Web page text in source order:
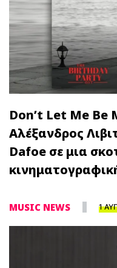
Don’t Let Me
Αλέξανδρος
Dafoe σε μια
MUSIC NEWS 1